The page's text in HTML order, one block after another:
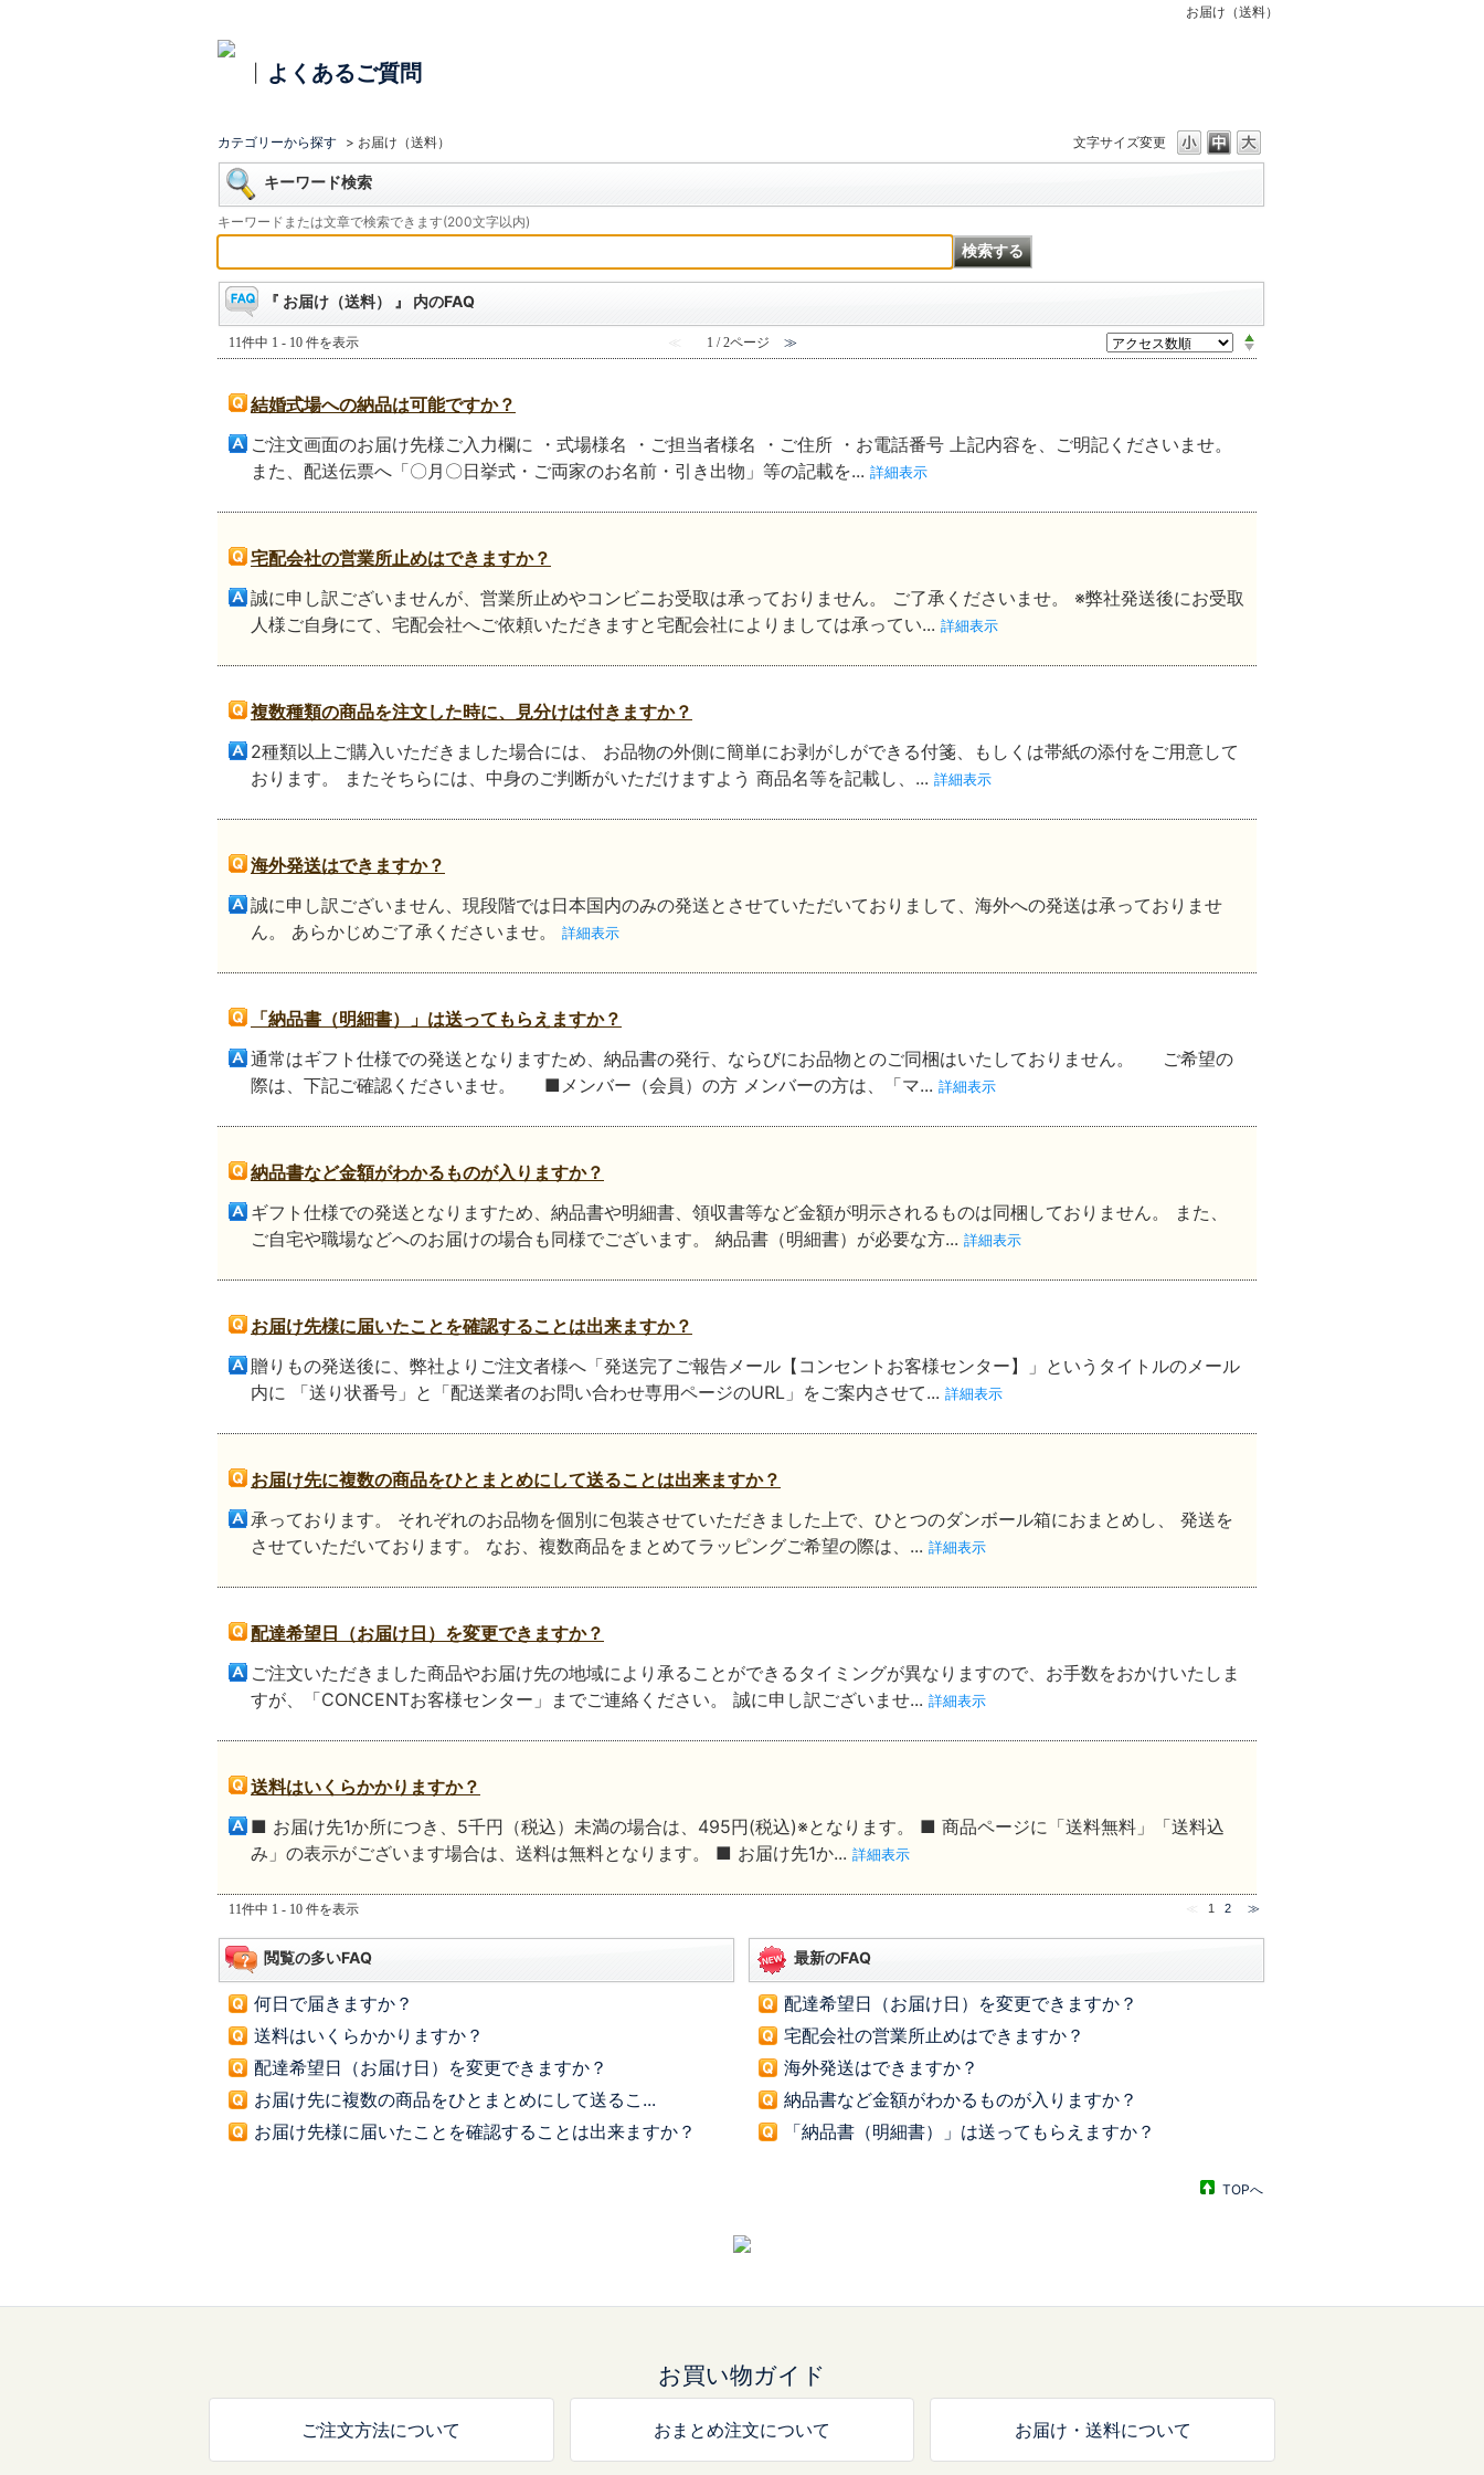
お届け（送料）
よくあるご質問
文字サイズ変更
カテゴリーから探す > お届け（送料）
キーワード検索
キーワードまたは文章で検索できます(200文字以内)
『 お届け（送料） 』 内のFAQ
11件中 1 - 10 件を表示 ≪ 1 / 2ページ ≫
結婚式場への納品は可能ですか？
ご注文画面のお届け先様ご入力欄に ・式場様名 ・ご担当者様名 ・ご住所 ・お電話番号 上記内容を、ご明記くださいませ。
また、配送伝票へ「〇月〇日挙式・ご両家のお名前・引き出物」等の記載を... 詳細表示
宅配会社の営業所止めはできますか？
誠に申し訳ございませんが、営業所止めやコンビニお受取は承っておりません。 ご了承くださいませ。 ※弊社発送後にお受取
人様ご自身にて、宅配会社へご依頼いただきますと宅配会社によりましては承ってい... 詳細表示
複数種類の商品を注文した時に、見分けは付きますか？
2種類以上ご購入いただきました場合には、 お品物の外側に簡単にお剥がしができる付箋、もしくは帯紙の添付をご用意して
おります。 またそちらには、中身のご判断がいただけますよう 商品名等を記載し、... 詳細表示
海外発送はできますか？
誠に申し訳ございません、現段階では日本国内のみの発送とさせていただいておりまして、海外への発送は承っておりませ
ん。 あらかじめご了承くださいませ。
詳細表示
「納品書（明細書）」は送ってもらえますか？
通常はギフト仕様での発送となりますため、納品書の発行、ならびにお品物とのご同梱はいたしておりません。 ご希望の
際は、下記ご確認くださいませ。 ■メンバー（会員）の方 メンバーの方は、「マ... 詳細表示
納品書など金額がわかるものが入りますか？
ギフト仕様での発送となりますため、納品書や明細書、領収書等など金額が明示されるものは同梱しておりません。 また、
ご自宅や職場などへのお届けの場合も同様でございます。 納品書（明細書）が必要な方... 詳細表示
お届け先様に届いたことを確認することは出来ますか？
贈りもの発送後に、弊社よりご注文者様へ「発送完了ご報告メール【コンセントお客様センター】」というタイトルのメール
内に 「送り状番号」と「配送業者のお問い合わせ専用ページのURL」をご案内させて... 詳細表示
お届け先に複数の商品をひとまとめにして送ることは出来ますか？
承っております。 それぞれのお品物を個別に包装させていただきました上で、ひとつのダンボール箱におまとめし、 発送を
させていただいております。 なお、複数商品をまとめてラッピングご希望の際は、... 詳細表示
配達希望日（お届け日）を変更できますか？
ご注文いただきました商品やお届け先の地域により承ることができるタイミングが異なりますので、お手数をおかけいたしま
すが、「CONCENTお客様センター」までご連絡ください。 誠に申し訳ございませ... 詳細表示
送料はいくらかかりますか？
■ お届け先1か所につき、5千円（税込）未満の場合は、495円(税込)※となります。 ■ 商品ページに「送料無料」「送料込
み」の表示がございます場合は、送料は無料となります。 ■ お届け先1か... 詳細表示
11件中 1 - 10 件を表示 1 2 ≫
閲覧の多いFAQ
何日で届きますか？
送料はいくらかかりますか？
配達希望日（お届け日）を変更できますか？
お届け先に複数の商品をひとまとめにして送るこ...
お届け先様に届いたことを確認することは出来ますか？
最新のFAQ
配達希望日（お届け日）を変更できますか？
宅配会社の営業所止めはできますか？
海外発送はできますか？
納品書など金額がわかるものが入りますか？
「納品書（明細書）」は送ってもらえますか？
TOPへ
お買い物ガイド
ご注文方法について おまとめ注文について お届け・送料について